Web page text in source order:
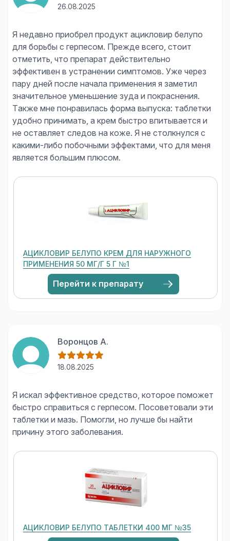
26.08.2025
Я недавно приобрел продукт ацикловир белупо
для борьбы с герпесом. Прежде всего, стоит
отметить, что препарат действительно
эффективен в устранении симптомов. Уже через
пару дней после начала применения я заметил
значительное уменьшение зуда и покраснения.
Также мне понравилась форма выпуска: таблетки
удобно принимать, а крем быстро впитывается и
не оставляет следов на коже. Я не столкнулся с
какими-либо побочными эффектами, что для меня
АЦИКЛОВИР БЕЛУПО КРЕМ ДЛЯ НАРУЖНОГО
ПРИМЕНЕНИЯ 50 МГ/Г 5 Г №1
Перейти к препарату
Воронцов А.
18.08.2025
Я искал эффективное средство, которое поможет
быстро справиться с герпесом. Посоветовали эти
таблетки и мазь. Помогли, но лучше бы найти
АЦИКЛОВИР БЕЛУПО ТАБЛЕТКИ 400 МГ №35